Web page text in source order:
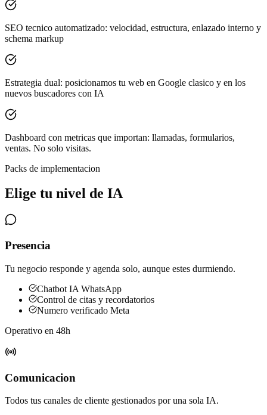
SEO tecnico automatizado: velocidad, estructura, enlazado interno y
schema markup
Estrategia dual: posicionamos tu web en Google clasico y en los
nuevos buscadores con IA
Dashboard con metricas que importan: llamadas, formularios,
ventas. No solo visitas.
Packs de implementacion
Elige tu nivel de IA
Presencia
Tu negocio responde y agenda solo, aunque estes durmiendo.
Chatbot IA WhatsApp
Control de citas y recordatorios
Numero verificado Meta
Operativo en 48h
Comunicacion
Todos tus canales de cliente gestionados por una sola IA.